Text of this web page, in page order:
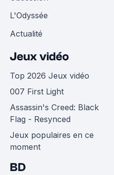
L'Odyssée
Actualité
Jeux vidéo
Top 2026 Jeux vidéo
007 First Light
Assassin's Creed: Black
Flag - Resynced
Jeux populaires en ce
moment
BD